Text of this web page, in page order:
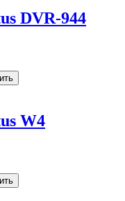
DVR-944
W4